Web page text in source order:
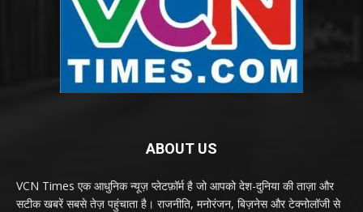
ABOUT US
VCN Times एक आधुनिक न्यूज़ प्लेटफ़ॉर्म है जो आपको देश-दुनिया की ताज़ा और
सटीक खबरें सबसे तेज़ पहुंचाता है। राजनीति, मनोरंजन, बिज़नेस और टेक्नोलॉजी से